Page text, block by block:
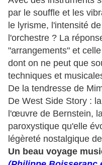
par le souffle et les
le lyrisme, l'intensité
l'orchestre ? La
"arrangements" et
dont on ne peut que
techniques et
De la tendresse de
De West Side Story :
l'œuvre de Bernstein,
paroxystique qu'elle
légèreté nostalgique
Un beau voyage